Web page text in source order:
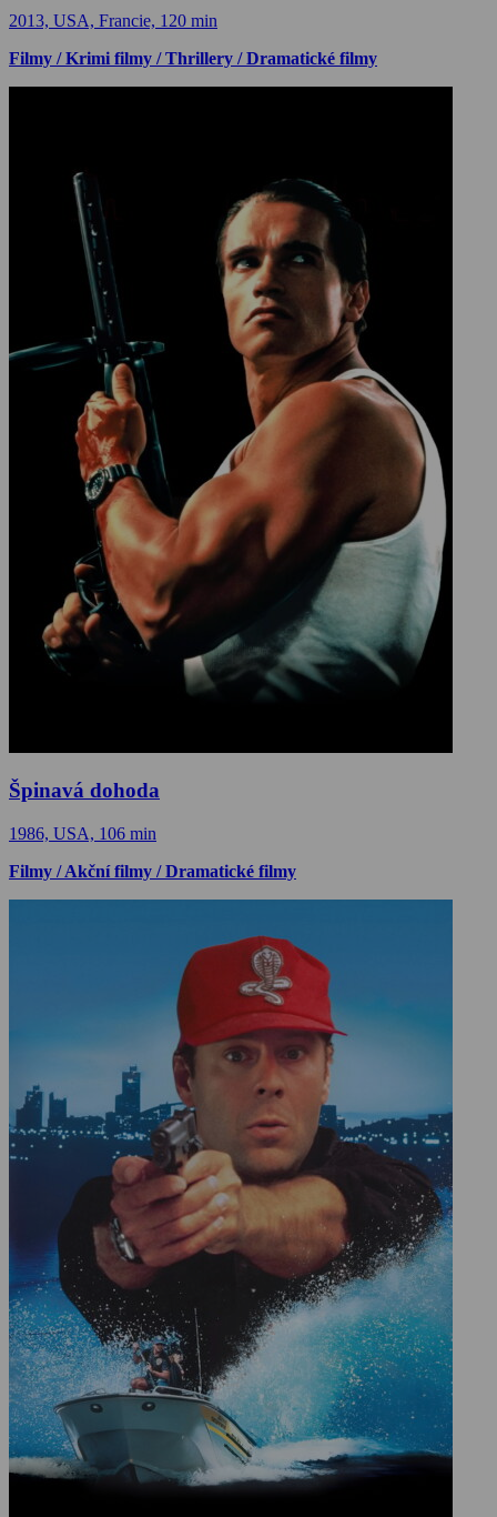
2013, USA, Francie, 120 min
Filmy / Krimi filmy / Thrillery / Dramatické filmy
Špinavá dohoda
1986, USA, 106 min
Filmy / Akční filmy / Dramatické filmy